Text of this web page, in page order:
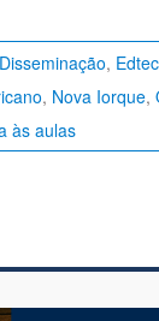
Disseminação,
, Nova Iorque,
às aulas